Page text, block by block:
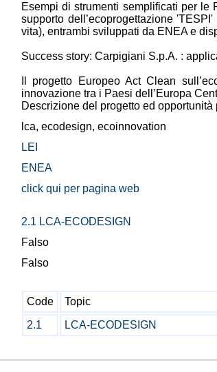
Esempi di strumenti semplificati per le
supporto dell’ecoprogettazione
vita), entrambi sviluppati da ENEA e
Success story: Carpigiani S.p.A. :
Il progetto Europeo Act Clean
innovazione tra i Paesi dell’Europa
Descrizione del progetto ed
lca, ecodesign, ecoinnovation
LEI
ENEA
click qui per pagina web
2.1 LCA-ECODESIGN
Falso
Falso
Code Topic
2.1
LCA-ECODESIGN